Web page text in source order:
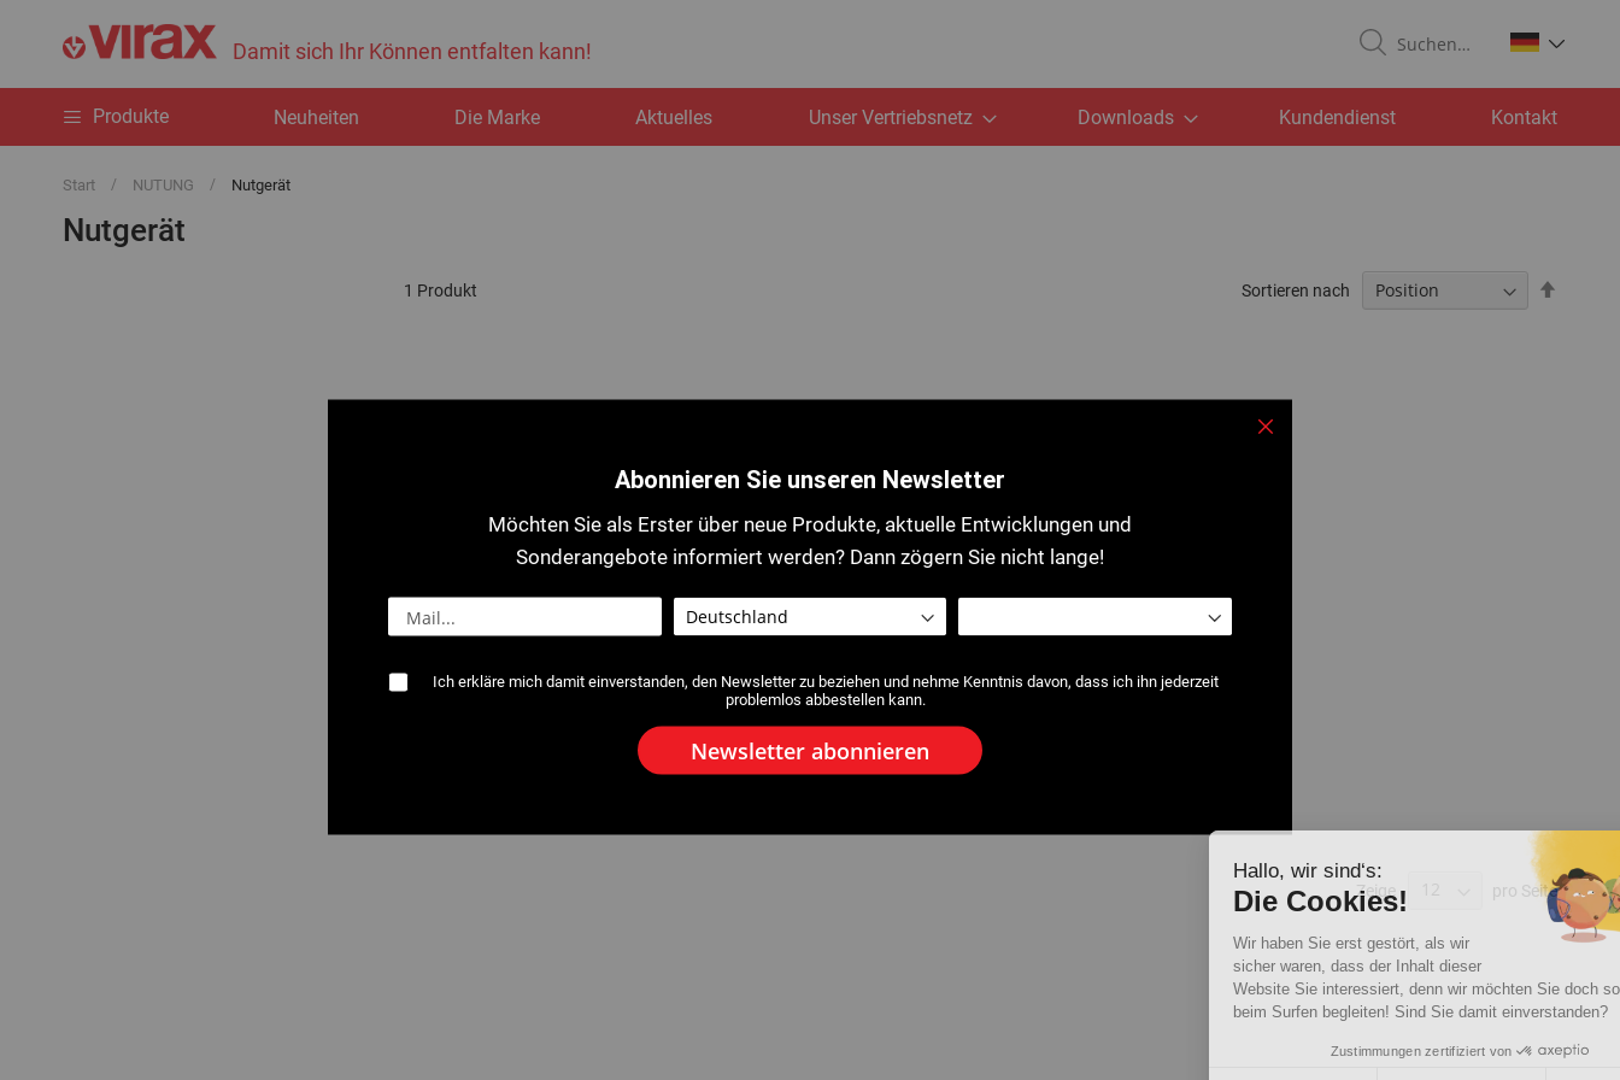
Damit sich Ihr Können entfalten kann!
Produkte Neuheiten Die Marke Aktuelles Unser Vertriebsnetz Downloads Kundendienst Kontakt
Start NUTUNG Nutgerät
Nutgerät
1 Produkt Sortieren nach
Zeige pro Seite
Abonnieren Sie unseren Newsletter
Möchten Sie als Erster über neue Produkte, aktuelle Entwicklungen und
Sonderangebote informiert werden? Dann zögern Sie nicht lange!
Ich erkläre mich damit einverstanden, den Newsletter zu beziehen und nehme Kenntnis davon, dass ich ihn jederzeit
problemlos abbestellen kann.
Newsletter abonnieren
Hallo, wir sind‘s:
Die Cookies!
Wir haben Sie erst gestört, als wir
sicher waren, dass der Inhalt dieser
Website Sie interessiert, denn wir möchten Sie doch so gerne
beim Surfen begleiten! Sind Sie damit einverstanden?
Zustimmungen zertifiziert von